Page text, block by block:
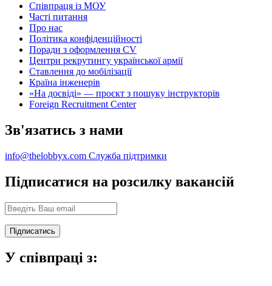
Співпраця із МОУ
Часті питання
Про нас
Політика конфіденційності
Поради з оформлення CV
Центри рекрутингу української армії
Ставлення до мобілізації
Країна інженерів
«На досвіді» — проєкт з пошуку інструкторів
Foreign Recruitment Center
Зв'язатись з нами
info@thelobbyx.com Служба підтримки
Підписатися на розсилку вакансій
У співпраці з: